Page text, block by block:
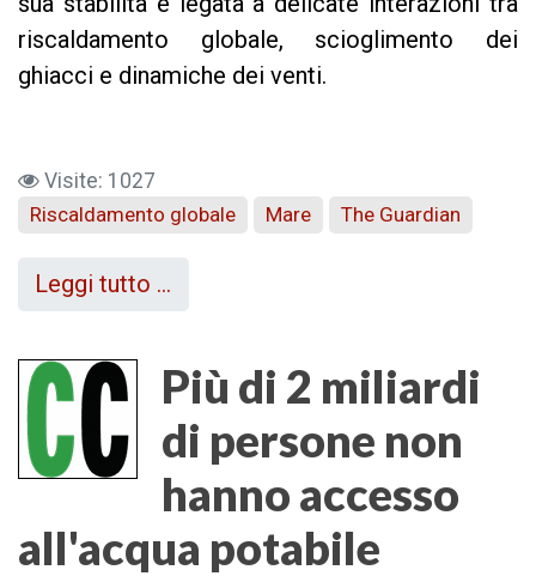
riscaldamento globale, scioglimento dei
ghiacci e dinamiche dei venti.
Visite: 1027
Riscaldamento globale
Mare The Guardian
Leggi tutto …
Più di 2 miliardi
di persone non
hanno accesso
all'acqua potabile